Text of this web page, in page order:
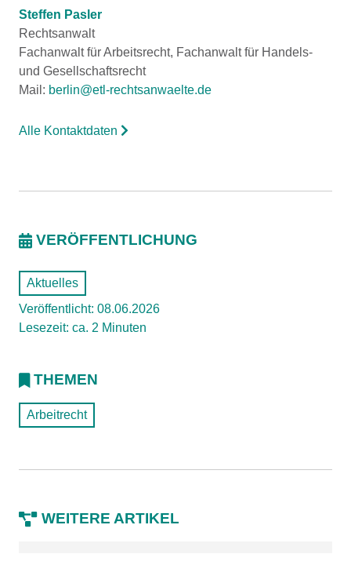
Steffen Pasler
Rechtsanwalt
Fachanwalt für Arbeitsrecht, Fachanwalt für Handels-
und Gesellschaftsrecht
Mail: berlin@etl-rechtsanwaelte.de
Alle Kontaktdaten
VERÖFFENTLICHUNG
Aktuelles
Veröffentlicht: 08.06.2026
Lesezeit: ca. 2 Minuten
THEMEN
Arbeitrecht
WEITERE ARTIKEL